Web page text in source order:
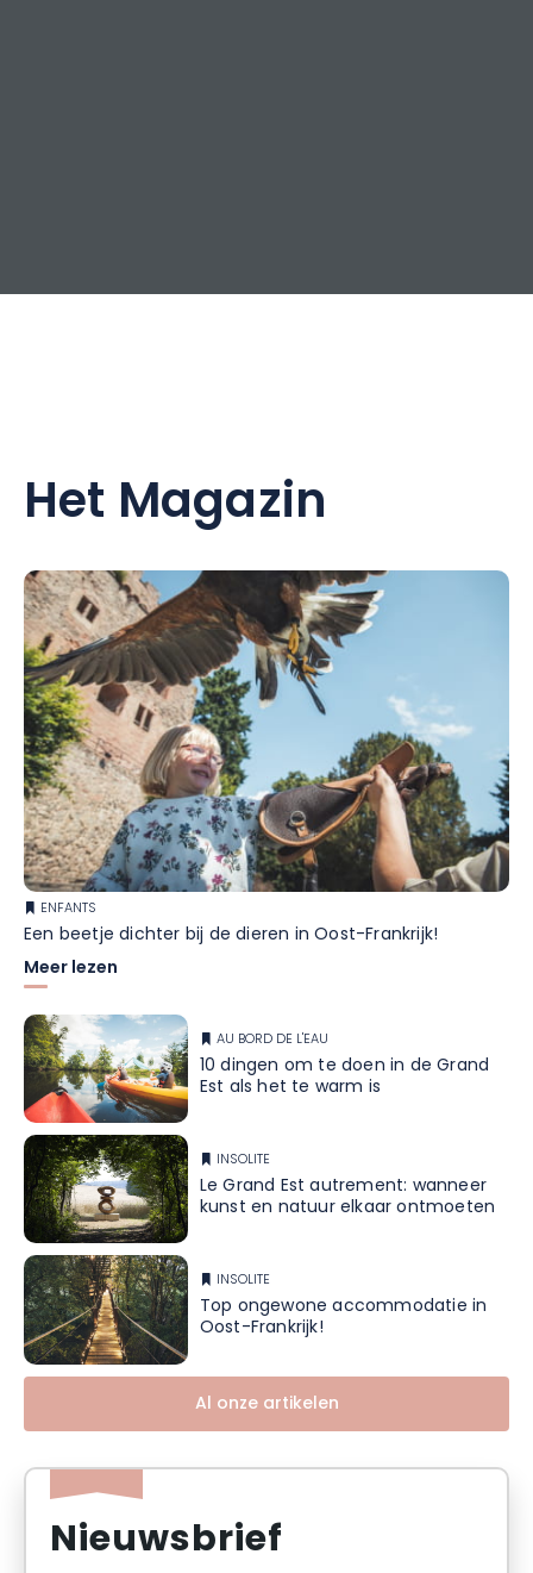
Het Magazin
ENFANTS
Een beetje dichter bij de dieren in Oost-Frankrijk!
Meer lezen
AU BORD DE L'EAU
10 dingen om te doen in de Grand
Est als het te warm is
INSOLITE
Le Grand Est autrement: wanneer
kunst en natuur elkaar ontmoeten
INSOLITE
Top ongewone accommodatie in
Oost-Frankrijk!
Al onze artikelen
Nieuwsbrief